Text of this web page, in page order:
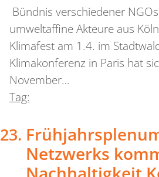
Bündnis verschiedener
umweltaffine Akteure aus
Klimafest am 1.4. im
Klimakonferenz in Paris hat
November…
Tag:
Netzwerks